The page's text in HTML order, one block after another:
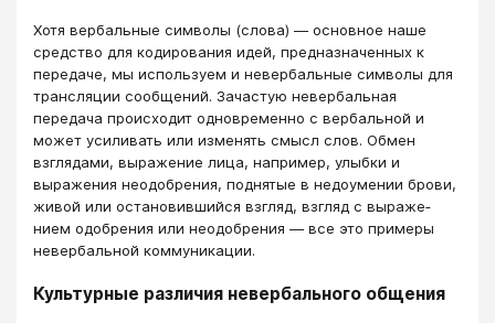
Хотя вербальные символы (слова) — основное на­ше
средство для кодирования идей, предназначенных к
передаче, мы используем и невербальные символы для
трансляции сообщений. Зачастую невербальная
передача проис­ходит одновременно с вербальной и
может усиливать или изменять смысл слов. Обмен
взглядами, выражение лица, например, улыбки и
выражения неодобрения, поднятые в недоумении брови,
живой или остановившийся взгляд, взгляд с выраже­
нием одобрения или неодобрения — все это примеры
невербальной коммуникации.
Культурные различия невербального общения